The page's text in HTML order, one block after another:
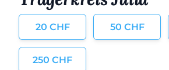
20 CHF 50 CHF
250 CHF